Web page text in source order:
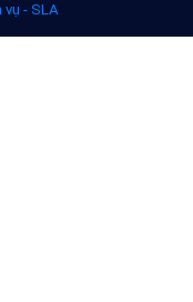
Điều khoản sử dụng